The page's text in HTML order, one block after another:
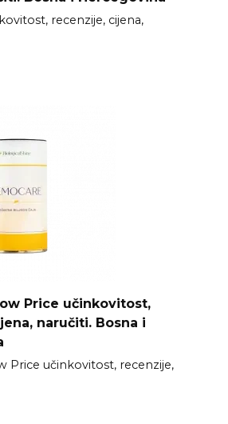
recenzije, cijena,
Price učinkovitost,
naručiti. Bosna i
Price učinkovitost, recenzije,